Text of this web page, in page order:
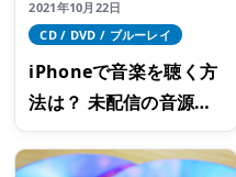
2021年10月22日
CD / DVD / ブルーレイ
iPhoneで音楽を聴く方
法は？ 未配信の音源は
CDプレーヤーで取り込
もう！